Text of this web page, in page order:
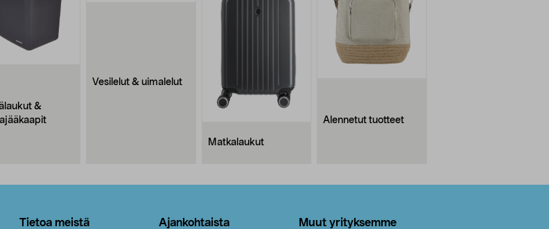
&
Vesilelut & uimalelut
Matkalaukut
Alennetut tuotteet
Tietoa meistä Ajankohtaista Muut yrityksemme